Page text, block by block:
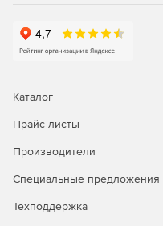
Каталог
Прайс-листы
Производители
Специальные предложения
Техподдержка